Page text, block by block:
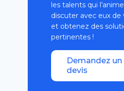
les talents qui
discuter avec eux
et obtenez des
pertinentes !
Demandez un
devis